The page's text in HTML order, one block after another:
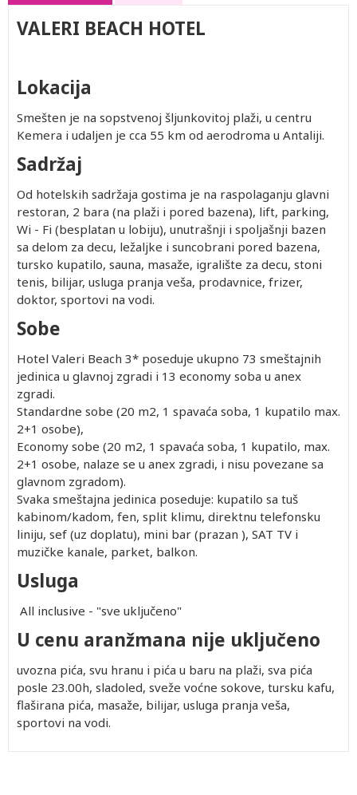
VALERI BEACH HOTEL
Lokacija
Smešten je na sopstvenoj šljunkovitoj plaži, u centru
Kemera i udaljen je cca 55 km od aerodroma u Antaliji.
Sadržaj
Od hotelskih sadržaja gostima je na raspolaganju glavni
restoran, 2 bara (na plaži i pored bazena), lift, parking,
Wi - Fi (besplatan u lobiju), unutrašnji i spoljašnji bazen
sa delom za decu, ležaljke i suncobrani pored bazena,
tursko kupatilo, sauna, masaže, igralište za decu, stoni
tenis, bilijar, usluga pranja veša, prodavnice, frizer,
doktor, sportovi na vodi.
Sobe
Hotel Valeri Beach 3* poseduje ukupno 73 smeštajnih
jedinica u glavnoj zgradi i 13 economy soba u anex
zgradi.
Standardne sobe (20 m2, 1 spavaća soba, 1 kupatilo max.
2+1 osobe),
Economy sobe (20 m2, 1 spavaća soba, 1 kupatilo, max.
2+1 osobe, nalaze se u anex zgradi, i nisu povezane sa
glavnom zgradom).
Svaka smeštajna jedinica poseduje: kupatilo sa tuš
kabinom/kadom, fen, split klimu, direktnu telefonsku
liniju, sef (uz doplatu), mini bar (prazan ), SAT TV i
muzičke kanale, parket, balkon.
Usluga
All inclusive - "sve uključeno"
U cenu aranžmana nije uključeno
uvozna pića, svu hranu i pića u baru na plaži, sva pića
posle 23.00h, sladoled, sveže voćne sokove, tursku kafu,
flaširana pića, masaže, bilijar, usluga pranja veša,
sportovi na vodi.